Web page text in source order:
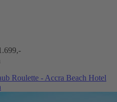
Roulette - Accra Beach Hotel